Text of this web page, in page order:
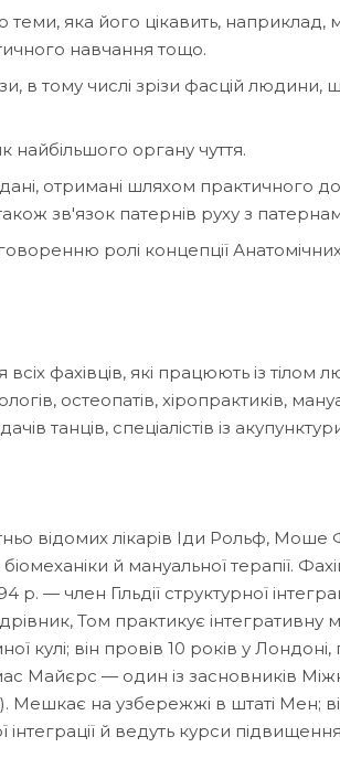
яка його цікавить, наприклад,
навчання тощо.
в тому числі зрізи фасцій
органу чуття.
отримані шляхом практичного
зв'язок патернів руху з
ролі концепції
фахівців, які працюють із тілом
остеопатів, хіропрактиків,
танців, спеціалістів із
відомих лікарів Іди Рольф, Моше
й мануальної терапії.
р. — член Гільдії структурної
Том практикує
кулі; він провів 10 років у
Майєрс — один із засновників
Мешкає на узбережжі в штаті Мен;
й ведуть курси